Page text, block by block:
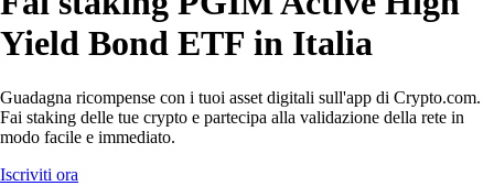
Yield Bond ETF in Italia
Guadagna ricompense con i tuoi asset digitali sull'app di Crypto.com.
Fai staking delle tue crypto e partecipa alla validazione della rete in
modo facile e immediato.
Iscriviti ora